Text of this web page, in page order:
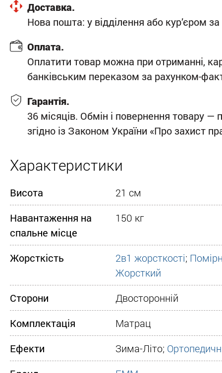
Доставка.
Нова пошта: у відділення або кур’єром
Оплата.
Оплатити товар можна при отриманні,
банківським переказом за рахунком-
Гарантія.
36 місяців. Обмін і повернення товару —
згідно із Законом України «Про захист
Характеристики
Висота
21 см
Навантаження на
спальне місце
150 кг
Жорсткість 2в1 жорсткості;
Жорсткий
Сторони
Двосторонній
Комплектація
Матрац
Ефекти
Зима-Літо;